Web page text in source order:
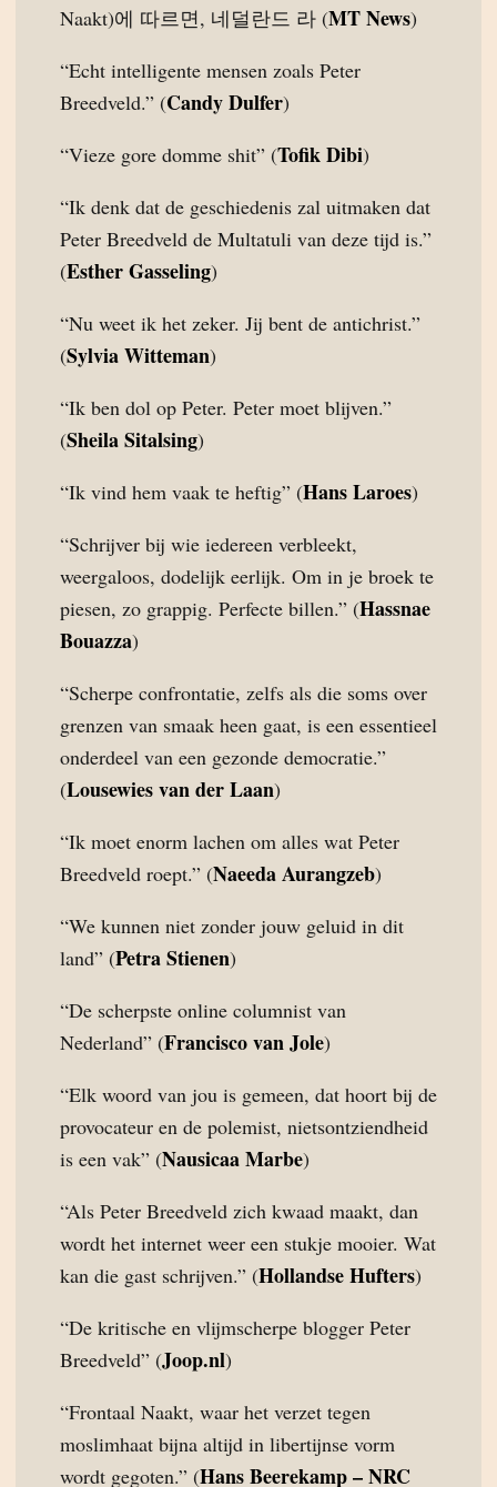
Naakt)에 따르면, 네덜란드 라 (MT News)
“Echt intelligente mensen zoals Peter
Breedveld.” (Candy Dulfer)
“Vieze gore domme shit” (Tofik Dibi)
“Ik denk dat de geschiedenis zal uitmaken dat
Peter Breedveld de Multatuli van deze tijd is.”
(Esther Gasseling)
“Nu weet ik het zeker. Jij bent de antichrist.”
(Sylvia Witteman)
“Ik ben dol op Peter. Peter moet blijven.”
(Sheila Sitalsing)
“Ik vind hem vaak te heftig” (Hans Laroes)
“Schrijver bij wie iedereen verbleekt,
weergaloos, dodelijk eerlijk. Om in je broek te
piesen, zo grappig. Perfecte billen.” (Hassnae
Bouazza)
“Scherpe confrontatie, zelfs als die soms over
grenzen van smaak heen gaat, is een essentieel
onderdeel van een gezonde democratie.”
(Lousewies van der Laan)
“Ik moet enorm lachen om alles wat Peter
Breedveld roept.” (Naeeda Aurangzeb)
“We kunnen niet zonder jouw geluid in dit
land” (Petra Stienen)
“De scherpste online columnist van
Nederland” (Francisco van Jole)
“Elk woord van jou is gemeen, dat hoort bij de
provocateur en de polemist, nietsontziendheid
is een vak” (Nausicaa Marbe)
“Als Peter Breedveld zich kwaad maakt, dan
wordt het internet weer een stukje mooier. Wat
kan die gast schrijven.” (Hollandse Hufters)
“De kritische en vlijmscherpe blogger Peter
Breedveld” (Joop.nl)
“Frontaal Naakt, waar het verzet tegen
moslimhaat bijna altijd in libertijnse vorm
wordt gegoten.” (Hans Beerekamp – NRC